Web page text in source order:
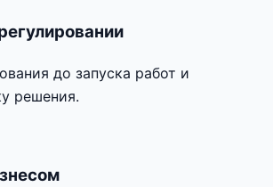
до запуска работ и
решения.